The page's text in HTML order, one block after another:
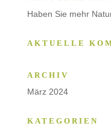
Haben Sie mehr
AKTUELLE
ARCHIV
März 2024
KATEGORIEN